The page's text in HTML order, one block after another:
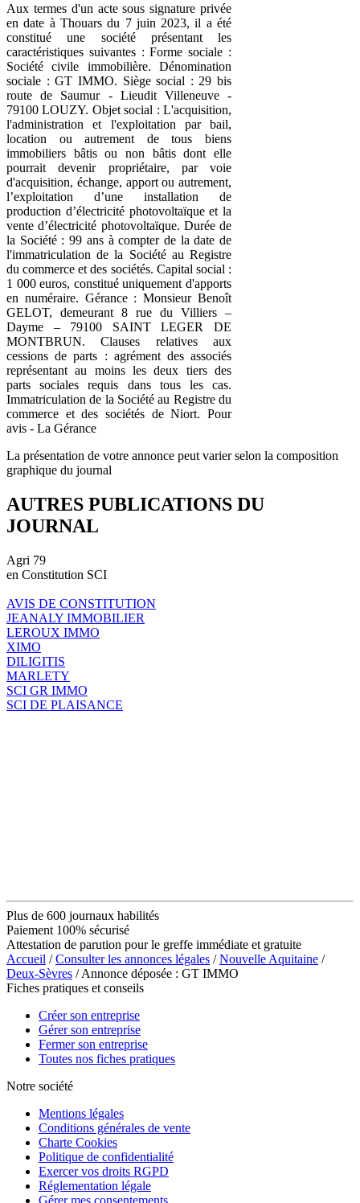
Aux termes d'un acte sous signature privée
en date à Thouars du 7 juin 2023, il a été
constitué une société présentant les
caractéristiques suivantes : Forme sociale :
Société civile immobilière. Dénomination
sociale : GT IMMO. Siège social : 29 bis
route de Saumur - Lieudit Villeneuve -
79100 LOUZY. Objet social : L'acquisition,
l'administration et l'exploitation par bail,
location ou autrement de tous biens
immobiliers bâtis ou non bâtis dont elle
pourrait devenir propriétaire, par voie
d'acquisition, échange, apport ou autrement,
l’exploitation d’une installation de
production d’électricité photovoltaïque et la
vente d’électricité photovoltaïque. Durée de
la Société : 99 ans à compter de la date de
l'immatriculation de la Société au Registre
du commerce et des sociétés. Capital social :
1 000 euros, constitué uniquement d'apports
en numéraire. Gérance : Monsieur Benoît
GELOT, demeurant 8 rue du Villiers –
Dayme – 79100 SAINT LEGER DE
MONTBRUN. Clauses relatives aux
cessions de parts : agrément des associés
représentant au moins les deux tiers des
parts sociales requis dans tous les cas.
Immatriculation de la Société au Registre du
commerce et des sociétés de Niort. Pour
avis - La Gérance
La présentation de votre annonce peut varier selon la composition
graphique du journal
AUTRES PUBLICATIONS DU
JOURNAL
Agri 79
en Constitution SCI
AVIS DE CONSTITUTION
JEANALY IMMOBILIER
LEROUX IMMO
XIMO
DILIGITIS
MARLETY
SCI GR IMMO
SCI DE PLAISANCE
Plus de 600 journaux habilités
Paiement 100% sécurisé
Attestation de parution pour le greffe immédiate et gratuite
Accueil /Consulter les annonces légales /Nouvelle Aquitaine /
Deux-Sèvres / Annonce déposée : GT IMMO
Fiches pratiques et conseils
Créer son entreprise
Gérer son entreprise
Fermer son entreprise
Toutes nos fiches pratiques
Notre société
Mentions légales
Conditions générales de vente
Charte Cookies
Politique de confidentialité
Exercer vos droits RGPD
Réglementation légale
Gérer mes consentements